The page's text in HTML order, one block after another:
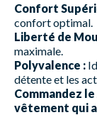
Confort
confort optimal.
Liberté de
maximale.
Polyvalence :
détente et les
Commandez
vêtement qui